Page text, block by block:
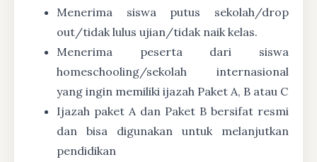
Menerima siswa putus sekolah/drop
out/tidak lulus ujian/tidak naik kelas.
Menerima peserta dari siswa
homeschooling/sekolah internasional
yang ingin memiliki ijazah Paket A, B atau C
Ijazah paket A dan Paket B bersifat resmi
dan bisa digunakan untuk melanjutkan
pendidikan